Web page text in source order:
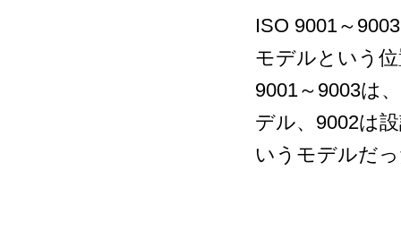
ISO 9001～
モデルという
9001～9003は
デル、9002は
いうモデルだ